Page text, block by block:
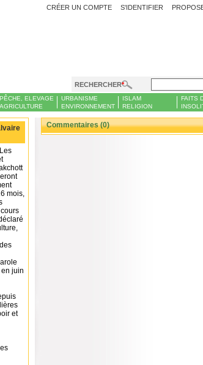
CRÉER UN COMPTE S'IDENTIFIER
RECHERCHER
PÊCHE, ELEVAGE
AGRICULTURE
URBANISME
ENVIRONNEMENT
ISLAM
RELIGION
FAITS
mois,
juin
et
Commentaires (0)